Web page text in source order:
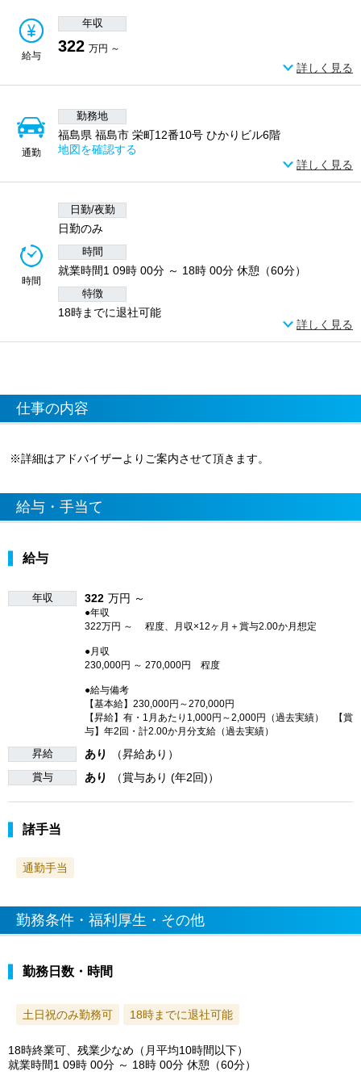
給与
年収
322 万円 ～
詳しく見る
通勤
勤務地
福島県 福島市 栄町12番10号 ひかりビル6階
地図を確認する
詳しく見る
時間
日勤/夜勤
日勤のみ
時間
就業時間1 09時 00分 ～ 18時 00分 休憩（60分）
特徴
18時までに退社可能
詳しく見る
仕事の内容
※詳細はアドバイザーよりご案内させて頂きます。
給与・手当て
給与
年収 322 万円 ～
●年収
322万円 ～ 程度、月収×12ヶ月＋賞与2.00か月想定
●月収
230,000円 ～ 270,000円 程度
●給与備考
【基本給】230,000円～270,000円
【昇給】有・1月あたり1,000円～2,000円（過去実績） 【賞
与】年2回・計2.00か月分支給（過去実績）
昇給 あり （昇給あり）
賞与 あり （賞与あり (年2回)）
諸手当
通勤手当
勤務条件・福利厚生・その他
勤務日数・時間
土日祝のみ勤務可 18時までに退社可能
18時終業可、残業少なめ（月平均10時間以下）
就業時間1 09時 00分 ～ 18時 00分 休憩（60分）